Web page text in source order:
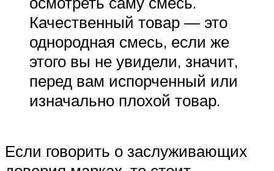
Качественный товар — это
однородная смесь, если же
этого вы не увидели, значит,
перед вам испорченный или
изначально плохой товар.
Если говорить о заслуживающих